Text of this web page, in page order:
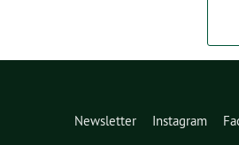
Newsletter Instagram